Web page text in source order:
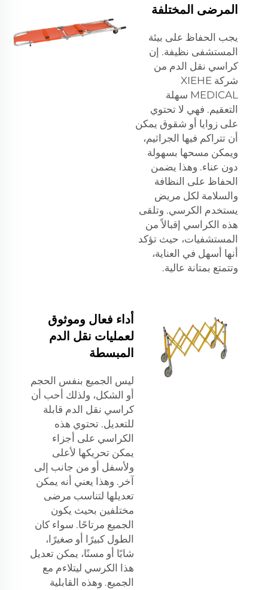
المرضى المختلفة
يجب الحفاظ على بيئة
المستشفى نظيفة. إن
كراسي نقل الدم من
شركة XIEHE
MEDICAL سهلة
التعقيم. فهي لا تحتوي
على زوايا أو شقوق يمكن
أن تتراكم فيها الجراثيم،
ويمكن مسحها بسهولة
دون عناء. وهذا يضمن
الحفاظ على النظافة
والسلامة لكل مريض
يستخدم الكرسي. وتلقى
هذه الكراسي إقبالاً من
المستشفيات، حيث تؤكد
أنها أسهل في العناية،
وتتمتع بمتانة عالية.
أداء فعال وموثوق
لعمليات نقل الدم
المبسطة
ليس الجميع بنفس الحجم
أو الشكل، ولذلك أحب أن
كراسي نقل الدم قابلة
للتعديل. تحتوي هذه
الكراسي على أجزاء
يمكن تحريكها لأعلى
ولأسفل أو من جانب إلى
آخر. وهذا يعني أنه يمكن
تعديلها لتناسب مرضى
مختلفين بحيث يكون
الجميع مرتاحًا. سواء كان
الطول كبيرًا أو صغيرًا،
شابًا أو مسنًا، يمكن تعديل
هذا الكرسي ليتلاءم مع
الجميع. وهذه القابلية